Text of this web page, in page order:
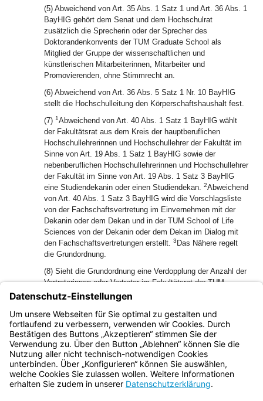
(5) Abweichend von Art. 35 Abs. 1 Satz 1 und Art. 36 Abs. 1
BayHIG gehört dem Senat und dem Hochschulrat
zusätzlich die Sprecherin oder der Sprecher des
Doktorandenkonvents der TUM Graduate School als
Mitglied der Gruppe der wissenschaftlichen und
künstlerischen Mitarbeiterinnen, Mitarbeiter und
Promovierenden, ohne Stimmrecht an.
(6) Abweichend von Art. 36 Abs. 5 Satz 1 Nr. 10 BayHIG
stellt die Hochschulleitung den Körperschaftshaushalt fest.
(7) 1Abweichend von Art. 40 Abs. 1 Satz 1 BayHIG wählt
der Fakultätsrat aus dem Kreis der hauptberuflichen
Hochschullehrerinnen und Hochschullehrer der Fakultät im
Sinne von Art. 19 Abs. 1 Satz 1 BayHIG sowie der
nebenberuflichen Hochschullehrerinnen und Hochschullehrer
der Fakultät im Sinne von Art. 19 Abs. 1 Satz 3 BayHIG
eine Studiendekanin oder einen Studiendekan. 2Abweichend
von Art. 40 Abs. 1 Satz 3 BayHIG wird die Vorschlagsliste
von der Fachschaftsvertretung im Einvernehmen mit der
Dekanin oder dem Dekan und in der TUM School of Life
Sciences von der Dekanin oder dem Dekan im Dialog mit
den Fachschaftsvertretungen erstellt. 3 Das Nähere regelt
die Grundordnung.
(8) Sieht die Grundordnung eine Verdopplung der Anzahl der
Vertreterinnen oder Vertreter im Fakultätsrat der TUM
School of Life Sciences nach Art. 41 Abs. 1 Satz 2 Nr. 1
BayHIG vor, so kann die Grundordnung bestimmen, dass
dies nicht für die Vertreterinnen oder Vertreter der
Professorinnen und Professoren gilt.
Bayern.de
BayernPortal